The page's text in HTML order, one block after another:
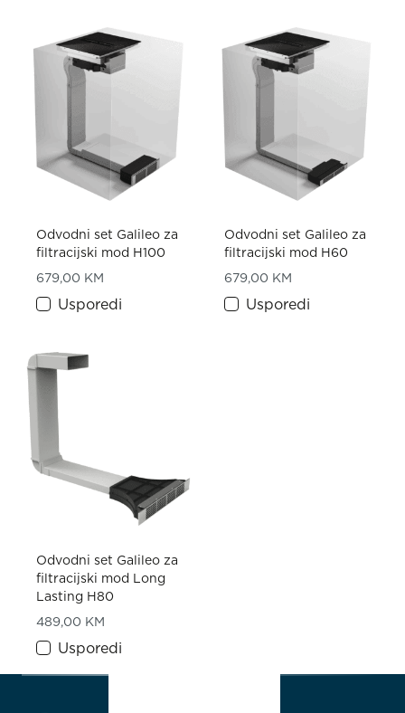
Odvodni set Galileo za
filtracijski mod H100
679,00 KM
Usporedi
Odvodni set Galileo za
filtracijski mod H60
679,00 KM
Usporedi
Odvodni set Galileo za
filtracijski mod Long
Lasting H80
489,00 KM
Usporedi